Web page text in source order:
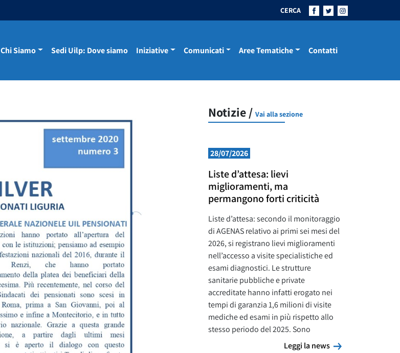
CERCA
Chi Siamo Sedi Uilp: Dove siamo Iniziative Comunicati Aree Tematiche Contatti
Notizie / Vai alla sezione
28/07/2026
Liste d’attesa: lievi
miglioramenti, ma
permangono forti criticità
Liste d’attesa: secondo il monitoraggio
di AGENAS relativo ai primi sei mesi del
2026, si registrano lievi miglioramenti
nell’accesso a visite specialistiche ed
esami diagnostici. Le strutture
sanitarie pubbliche e private
accreditate hanno infatti erogato nei
tempi di garanzia 1,6 milioni di visite
mediche ed esami in più rispetto allo
stesso periodo del 2025. Sono
Leggi la news
Leggi la news